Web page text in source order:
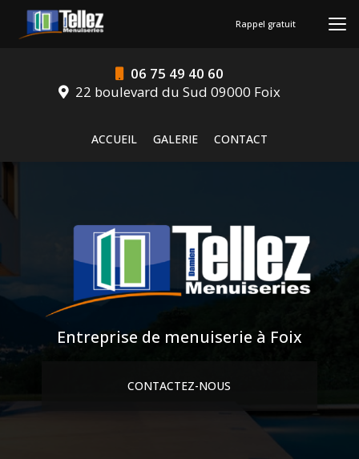
contenu
06 75 49 40 60
22 boulevard du Sud 09000 Foix
ACCUEIL
GALERIE CONTACT
Rappel gratuit
Entreprise de menuiserie à Foix
CONTACTEZ-NOUS